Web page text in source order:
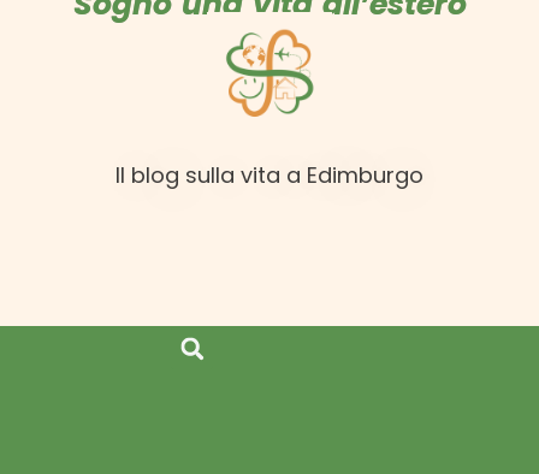
Il blog sulla vita a Edimburgo